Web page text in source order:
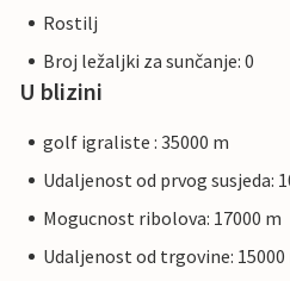
Rostilj
Broj ležaljki za sunčanje: 0
U blizini
golf igraliste : 35000 m
Udaljenost od prvog susjeda:
Mogucnost ribolova: 17000 m
Udaljenost od trgovine: 15000